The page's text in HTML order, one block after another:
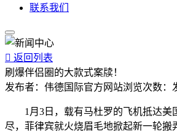
联系我们
 返回列表
刷爆伴侣圈的大款式案牍！
发布者： 伟德国际官方网站浏览次数：
1月3日，载有马杜罗的飞机抵达美国
尽，菲律宾就火烧眉毛地掀起新一轮搬